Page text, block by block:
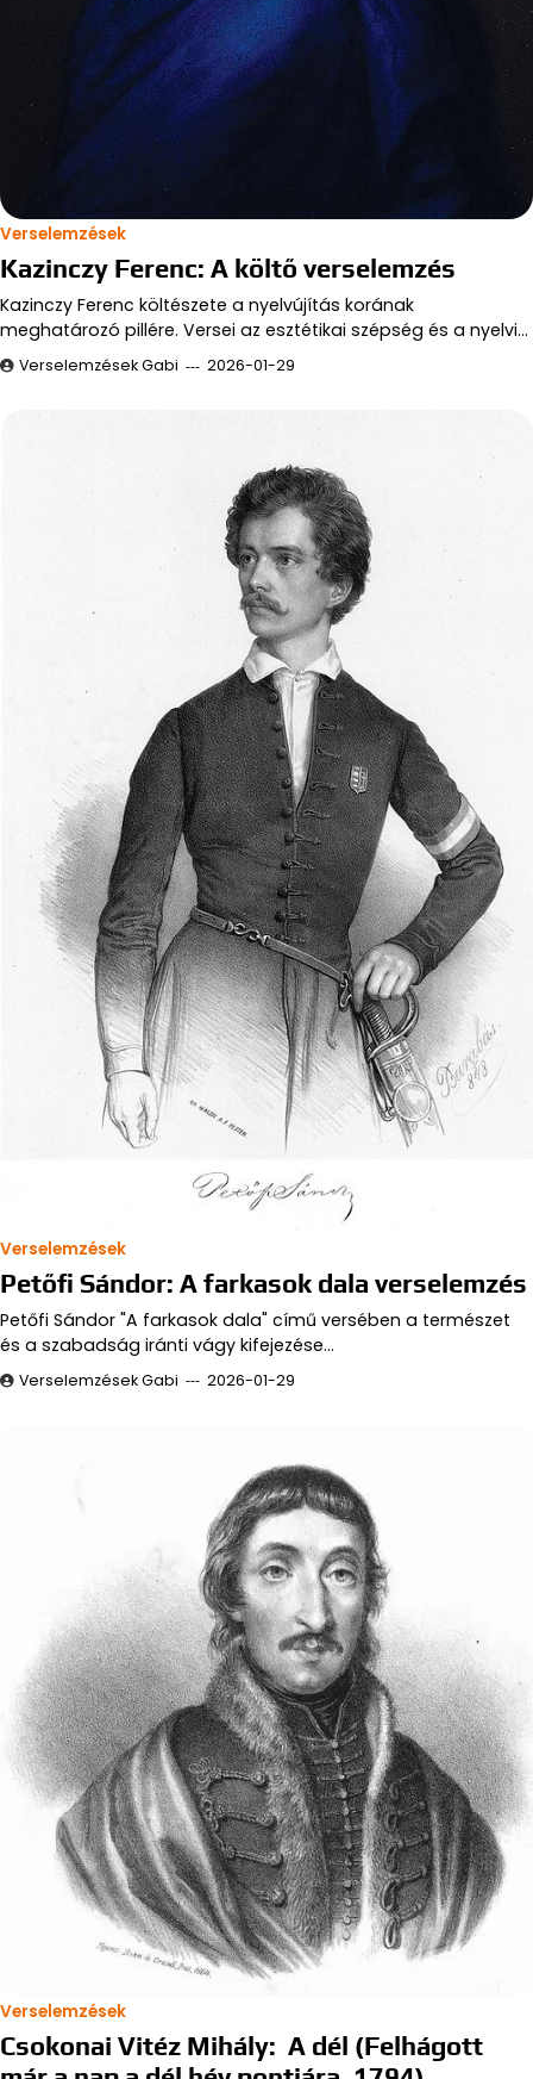
Verselemzések
Kazinczy Ferenc: A költő verselemzés
Kazinczy Ferenc költészete a nyelvújítás korának
meghatározó pillére. Versei az esztétikai szépség és a nyelvi…
Verselemzések Gabi 2026-01-29
Verselemzések
Petőfi Sándor: A farkasok dala verselemzés
Petőfi Sándor "A farkasok dala" című versében a természet
és a szabadság iránti vágy kifejezése…
Verselemzések Gabi 2026-01-29
Verselemzések
Csokonai Vitéz Mihály: A dél (Felhágott